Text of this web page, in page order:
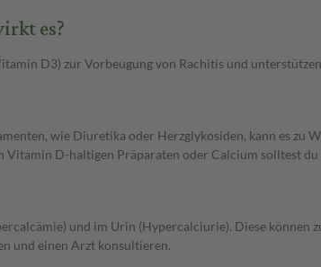
es?
D3) zur Vorbeugung von Rachitis und
wie Diuretika oder Herzglykosiden, kann es zu
D-haltigen Präparaten oder Calcium solltest
und im Urin (Hypercalciurie). Diese
und einen Arzt konsultieren.